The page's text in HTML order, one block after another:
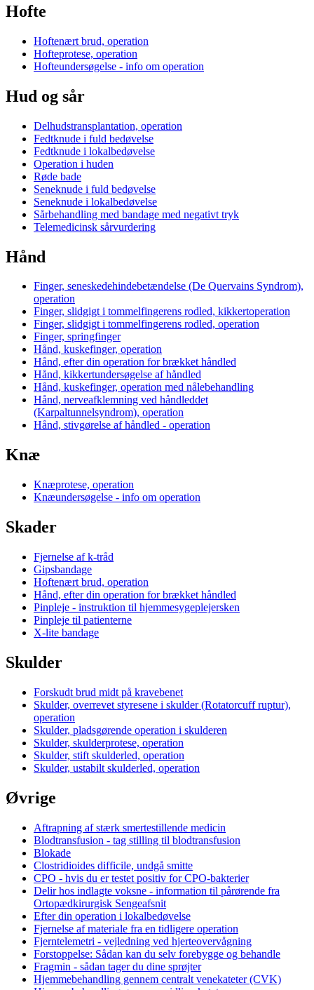
Hofte
Hoftenært brud, operation
Hofteprotese, operation
Hofteundersøgelse - info om operation
Hud og sår
Delhudstransplantation, operation
Fedtknude i fuld bedøvelse
Fedtknude i lokalbedøvelse
Operation i huden
Røde bade
Seneknude i fuld bedøvelse
Seneknude i lokalbedøvelse
Sårbehandling med bandage med negativt tryk
Telemedicinsk sårvurdering
Hånd
Finger, seneskedehindebetændelse (De Quervains Syndrom),
operation
Finger, slidgigt i tommelfingerens rodled, kikkertoperation
Finger, slidgigt i tommelfingerens rodled, operation
Finger, springfinger
Hånd, kuskefinger, operation
Hånd, efter din operation for brækket håndled
Hånd, kikkertundersøgelse af håndled
Hånd, kuskefinger, operation med nålebehandling
Hånd, nerveafklemning ved håndleddet
(Karpaltunnelsyndrom), operation
Hånd, stivgørelse af håndled - operation
Knæ
Knæprotese, operation
Knæundersøgelse - info om operation
Skader
Fjernelse af k-tråd
Gipsbandage
Hoftenært brud, operation
Hånd, efter din operation for brækket håndled
Pinpleje - instruktion til hjemmesygeplejersken
Pinpleje til patienterne
X-lite bandage
Skulder
Forskudt brud midt på kravebenet
Skulder, overrevet styresene i skulder (Rotatorcuff ruptur),
operation
Skulder, pladsgørende operation i skulderen
Skulder, skulderprotese, operation
Skulder, stift skulderled, operation
Skulder, ustabilt skulderled, operation
Øvrige
Aftrapning af stærk smertestillende medicin
Blodtransfusion - tag stilling til blodtransfusion
Blokade
Clostridioides difficile, undgå smitte
CPO - hvis du er testet positiv for CPO-bakterier
Delir hos indlagte voksne - information til pårørende fra
Ortopædkirurgisk Sengeafsnit
Efter din operation i lokalbedøvelse
Fjernelse af materiale fra en tidligere operation
Fjerntelemetri - vejledning ved hjerteovervågning
Forstoppelse: Sådan kan du selv forebygge og behandle
Fragmin - sådan tager du dine sprøjter
Hjemmebehandling gennem centralt venekateter (CVK)